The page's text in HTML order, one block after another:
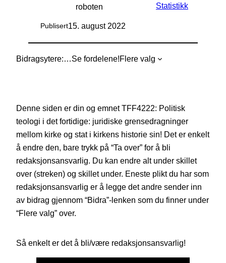
roboten
Publisert15. august 2022
Statistikk
Bidragsytere: Se fordelene!Flere valg
Denne siden er din og emnet TFF4222: Politisk
teologi i det fortidige: juridiske grensedragninger
mellom kirke og stat i kirkens historie sin! Det er enkelt
å endre den, bare trykk på “Ta over” for å bli
redaksjonsansvarlig. Du kan endre alt under skillet
over (streken) og skillet under. Eneste plikt du har som
redaksjonsansvarlig er å legge det andre sender inn
av bidrag gjennom “Bidra”-lenken som du finner under
“Flere valg” over.
Så enkelt er det å bli/være redaksjonsansvarlig!